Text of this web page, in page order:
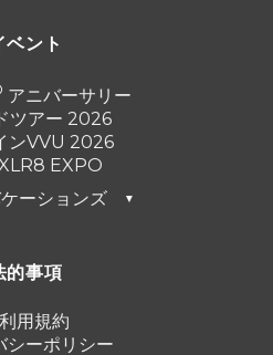
ベント
アニバーサリー
ツアー 2026
ンVVU 2026
EXPO
ーションズ ▼
コ 2025
・カナ 2024
的事項
用規約
シーポリシー